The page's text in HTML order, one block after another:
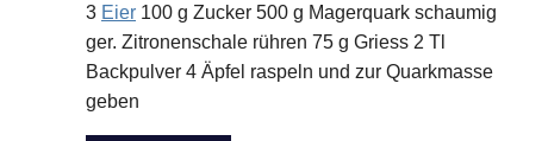
3 Eier 100 g Zucker 500 g Magerquark schaumig
ger. Zitronenschale rühren 75 g Griess 2 Tl
Backpulver 4 Äpfel raspeln und zur Quarkmasse
geben